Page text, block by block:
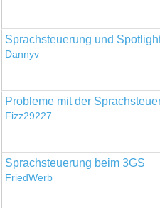
Sprachsteuerung und
Dannyv
Probleme mit der
Fizz29227
Sprachsteuerung beim 3GS
FriedWerb